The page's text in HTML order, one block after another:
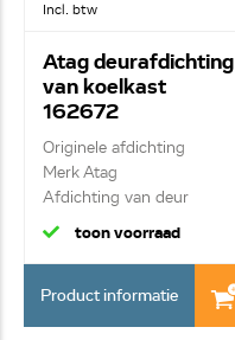
Incl. btw
Atag deurafdichting
van koelkast
162672
Originele afdichting
Merk Atag
Afdichting van deur
toon voorraad
Product informatie